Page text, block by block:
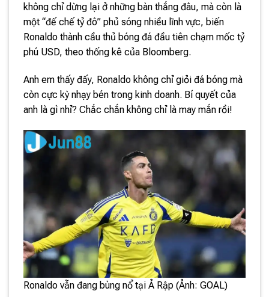
không chỉ dừng lại ở những bàn thắng đâu, mà còn là
một “đế chế tỷ đô” phủ sóng nhiều lĩnh vực, biến
Ronaldo thành cầu thủ bóng đá đầu tiên chạm mốc tỷ
phú USD, theo thống kê của Bloomberg.
Anh em thấy đấy, Ronaldo không chỉ giỏi đá bóng mà
còn cực kỳ nhạy bén trong kinh doanh. Bí quyết của
anh là gì nhỉ? Chắc chắn không chỉ là may mắn rồi!
Ronaldo vẫn đang bùng nổ tại Ả Rập (Ảnh: GOAL)